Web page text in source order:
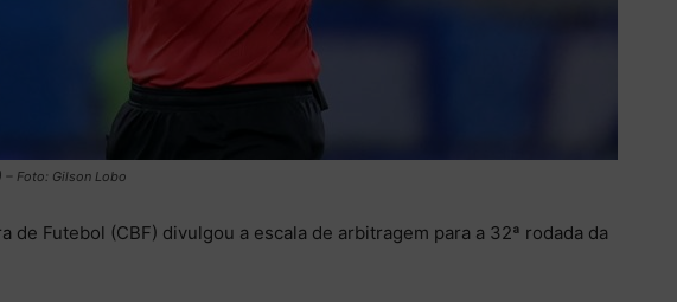
– Foto: Gilson Lobo
de Futebol (CBF) divulgou a escala de arbitragem para a 32ª rodada da